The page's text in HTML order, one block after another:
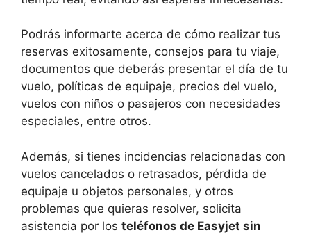
Podrás informarte acerca de cómo realizar tus
reservas exitosamente, consejos para tu viaje,
documentos que deberás presentar el día de tu
vuelo, políticas de equipaje, precios del vuelo,
vuelos con niños o pasajeros con necesidades
especiales, entre otros.
Además, si tienes incidencias relacionadas con
vuelos cancelados o retrasados, pérdida de
equipaje u objetos personales, y otros
problemas que quieras resolver, solicita
asistencia por los teléfonos de Easyjet sin